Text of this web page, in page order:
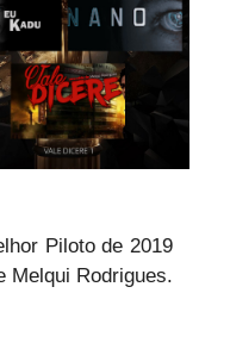
Piloto de 2019
Melqui Rodrigues.